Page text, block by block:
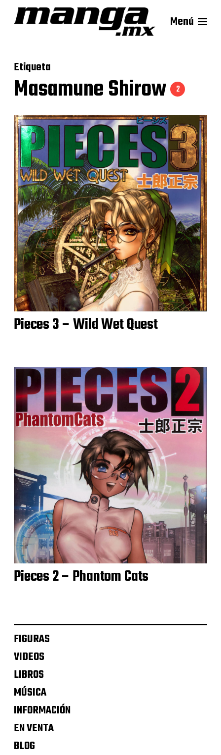
Menú
Etiqueta
Masamune Shirow 2
Pieces 3 – Wild Wet Quest
Pieces 2 – Phantom Cats
FIGURAS
VIDEOS
LIBROS
MÚSICA
INFORMACIÓN
EN VENTA
BLOG